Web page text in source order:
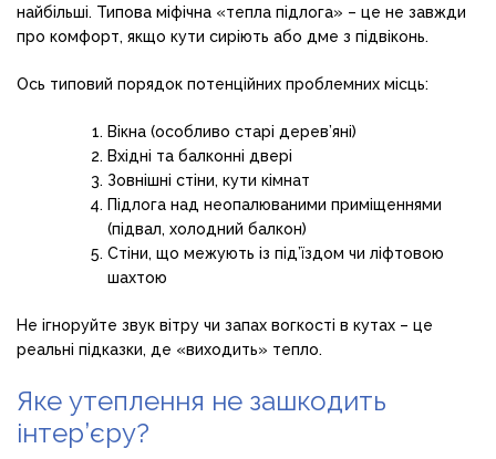
найбільші. Типова міфічна «тепла підлога» – це не завжди
про комфорт, якщо кути сиріють або дме з підвіконь.
Ось типовий порядок потенційних проблемних місць:
Вікна (особливо старі дерев’яні)
Вхідні та балконні двері
Зовнішні стіни, кути кімнат
Підлога над неопалюваними приміщеннями
(підвал, холодний балкон)
Стіни, що межують із під’їздом чи ліфтовою
шахтою
Не ігноруйте звук вітру чи запах вогкості в кутах – це
реальні підказки, де «виходить» тепло.
Яке утеплення не зашкодить
інтер’єру?